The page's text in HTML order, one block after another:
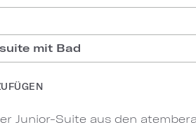
mit Bad
Junior-Suite aus den